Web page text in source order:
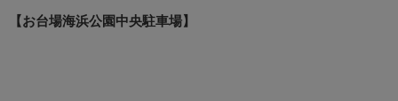
【お台場海浜公園中央駐車場】